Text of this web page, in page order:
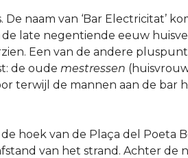
naam van ‘Bar Electricitat’
late negentiende eeuw
Een van de andere
de oude mestressen
terwijl de mannen aan de bar
hoek van de Plaça del Poeta
van het strand. Achter de